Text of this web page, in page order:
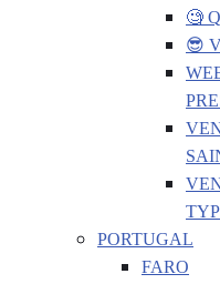
🧐
😎
PORTUGAL
FARO